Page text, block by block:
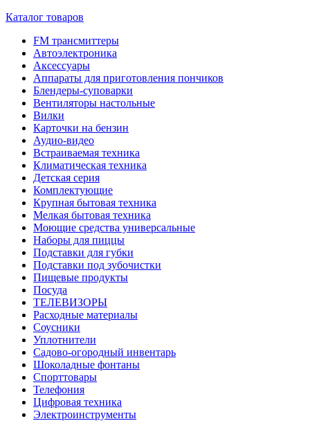
Каталог товаров
FM трансмиттеры
Автоэлектроника
Аксессуары
Аппараты для приготовления пончиков
Блендеры-суповарки
Вентиляторы настольные
Вилки
Карточки на бензин
Аудио-видео
Встраиваемая техника
Климатическая техника
Детская серия
Комплектующие
Крупная бытовая техника
Мелкая бытовая техника
Моющие средства универсальные
Наборы для пиццы
Подставки для губки
Подставки под зубочистки
Пищевые продукты
Посуда
ТЕЛЕВИЗОРЫ
Расходные материалы
Соусники
Уплотнители
Садово-огородный инвентарь
Шоколадные фонтаны
Спорттовары
Телефония
Цифровая техника
Электроинструменты